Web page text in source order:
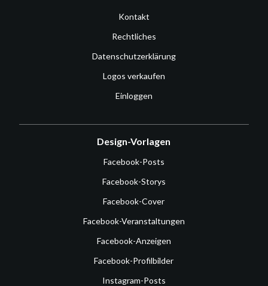
Kontakt
Rechtliches
Datenschutzerklärung
Logos verkaufen
Einloggen
Design-Vorlagen
Facebook-Posts
Facebook-Storys
Facebook-Cover
Facebook-Veranstaltungen
Facebook-Anzeigen
Facebook-Profilbilder
Instagram-Posts